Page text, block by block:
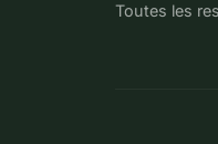
Toutes les